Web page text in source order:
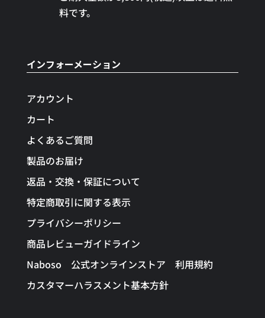
料です。
インフォーメーション
アカウント
カート
よくあるご質問
製品のお届け
返品・交換・保証について
特定商取引に関する表示
プライバシーポリシー
商品レビューガイドライン
Naboso 公式オンラインストア 利用規約
カスタマーハラスメント基本方針